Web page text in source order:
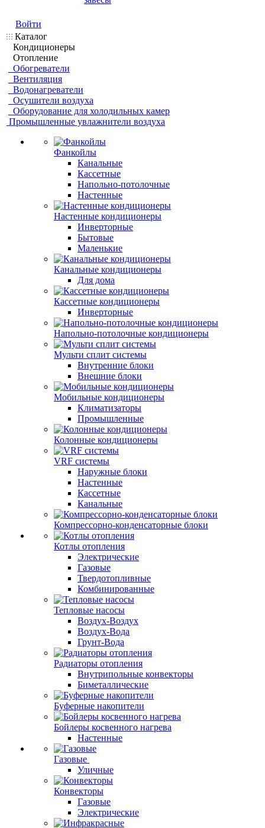
Войти
Каталог
Кондиционеры
Отопление
Обогреватели
Вентиляция
Водонагреватели
Осушители воздуха
Оборудование для холодильных камер
Промышленные увлажнители воздуха
Фанкойлы
Канальные
Кассетные
Напольно-потолочные
Настенные
Настенные кондиционеры
Инверторные
Бытовые
Маленькие
Канальные кондиционеры
Для дома
Кассетные кондиционеры
Инверторные
Напольно-потолочные кондиционеры
Мульти сплит системы
Внутренние блоки
Внешние блоки
Мобильные кондиционеры
Климатизаторы
Промышленные
Колонные кондиционеры
VRF системы
Наружные блоки
Настенные
Кассетные
Канальные
Компрессорно-конденсаторные блоки
Котлы отопления
Электрические
Газовые
Твердотопливные
Комбинированные
Тепловые насосы
Воздух-Воздух
Воздух-Вода
Грунт-Вода
Радиаторы отопления
Внутрипольные конвекторы
Биметаллические
Буферные накопители
Бойлеры косвенного нагрева
Настенные
Газовые
Уличные
Конвекторы
Газовые
Электрические